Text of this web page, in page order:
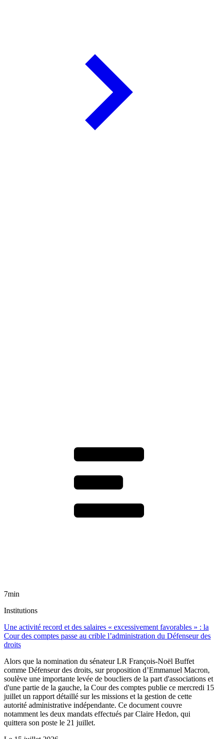
7min
Institutions
Une activité record et des salaires « excessivement favorables » : la
Cour des comptes passe au crible l’administration du Défenseur des
droits
Alors que la nomination du sénateur LR François-Noël Buffet
comme Défenseur des droits, sur proposition d’Emmanuel Macron,
soulève une importante levée de boucliers de la part d'associations et
d'une partie de la gauche, la Cour des comptes publie ce mercredi 15
juillet un rapport détaillé sur les missions et la gestion de cette
autorité administrative indépendante. Ce document couvre
notamment les deux mandats effectués par Claire Hedon, qui
quittera son poste le 21 juillet.